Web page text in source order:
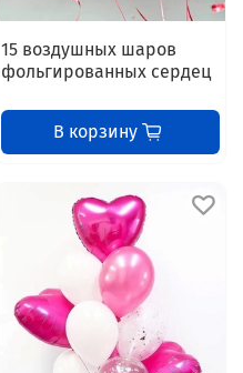
15 воздушных шаров
фольгированных сердец
В корзину